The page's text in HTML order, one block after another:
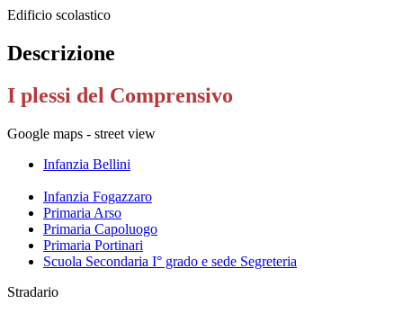
Edificio scolastico
Descrizione
I plessi del Comprensivo
Google maps - street view
Infanzia Bellini
Infanzia Fogazzaro
Primaria Arso
Primaria Capoluogo
Primaria Portinari
Scuola Secondaria I° grado e sede Segreteria
Stradario